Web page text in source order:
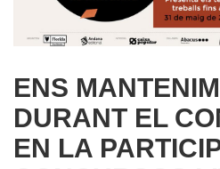
ENS
DURANT EL
EN LA